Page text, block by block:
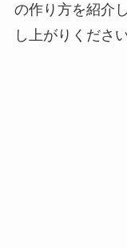
の作り方を紹介
し上がりくださ